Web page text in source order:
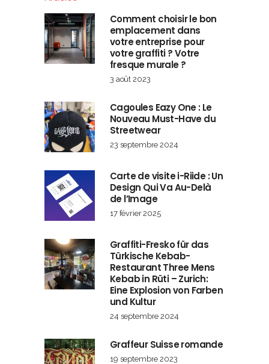
Comment choisir le bon
emplacement dans
votre entreprise pour
votre graffiti ? Votre
fresque murale ?
3 août 2023
Cagoules Eazy One : Le
Nouveau Must-Have du
Streetwear
23 septembre 2024
Carte de visite i-Riide : Un
Design Qui Va Au-Delà
de l’Image
17 février 2025
Graffiti-Fresko für das
Türkische Kebab-
Restaurant Three Mens
Kebab in Rüti – Zurich:
Eine Explosion von Farben
und Kultur
24 septembre 2024
Graffeur Suisse romande
19 septembre 2023